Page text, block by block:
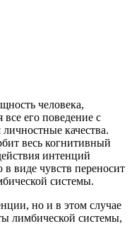
человека,
все его поведение с
качества.
весь когнитивный
интенций
в виде чувств переносит
системы.
но и в этом случае
лимбической системы,